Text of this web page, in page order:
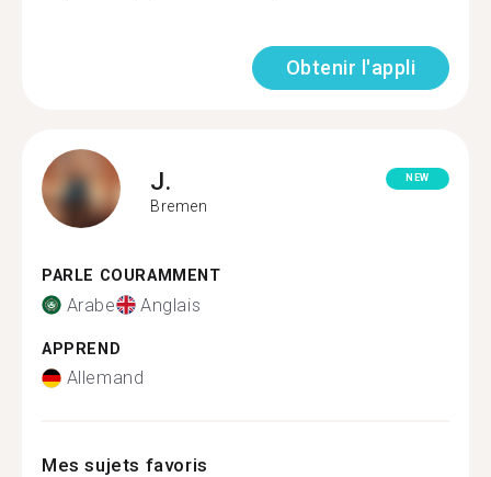
Obtenir l'appli
J.
Bremen
NEW
PARLE COURAMMENT
Arabe Anglais
APPREND
Allemand
Mes sujets favoris